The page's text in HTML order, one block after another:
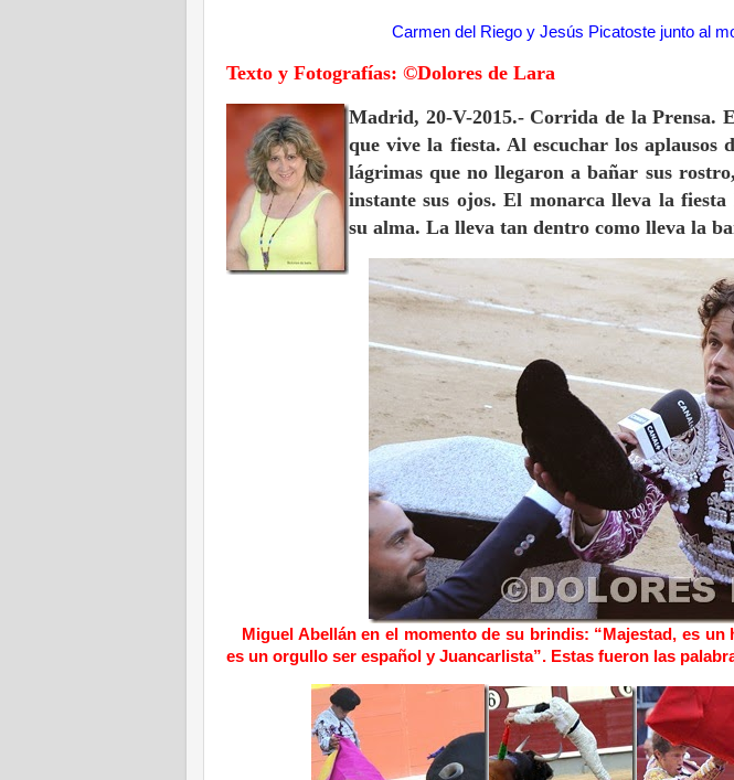
Carmen del Riego y Jesús Picatoste junto al
Texto y Fotografías: ©Dolores de Lara
Madrid, 20-V-2015.- Corrida de la Prensa.
que vive la fiesta. Al escuchar los aplausos
lágrimas que no llegaron a bañar sus
instante sus ojos. El monarca lleva la
su alma. La lleva tan dentro como lleva la
Miguel Abellán en el momento de su brindis: “Majestad, es
es un orgullo ser español y Juancarlista”. Estas fueron las